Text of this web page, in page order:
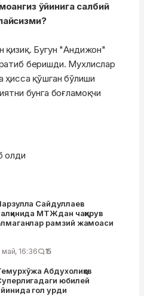
ўйинига салбий
қизиқ. Бугун "Андижон"
беришди. Мухлислар
ҳисса қўшган бўлиши
бунга боғламоқчи
олди
Сайдуллаев
МТЖдан чақирув
рамзий жамоаси
май, 16:36 15
Абдухолиқов
юбилей
гол урди